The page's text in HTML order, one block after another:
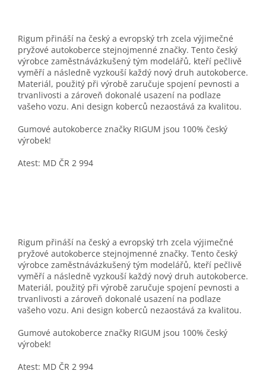
Rigum přináší na český a evropský trh zcela výjimečné
pryžové autokoberce stejnojmenné značky. Tento český
výrobce zaměstnávázkušený tým modelářů, kteří pečlivě
vyměří a následně vyzkouší každý nový druh autokoberce.
Materiál, použitý při výrobě zaručuje spojení pevnosti a
trvanlivosti a zároveň dokonalé usazení na podlaze
vašeho vozu. Ani design koberců nezaostává za kvalitou.
Gumové autokoberce značky RIGUM jsou 100% český
výrobek!
Atest: MD ČR 2 994
Rigum přináší na český a evropský trh zcela výjimečné
pryžové autokoberce stejnojmenné značky. Tento český
výrobce zaměstnávázkušený tým modelářů, kteří pečlivě
vyměří a následně vyzkouší každý nový druh autokoberce.
Materiál, použitý při výrobě zaručuje spojení pevnosti a
trvanlivosti a zároveň dokonalé usazení na podlaze
vašeho vozu. Ani design koberců nezaostává za kvalitou.
Gumové autokoberce značky RIGUM jsou 100% český
výrobek!
Atest: MD ČR 2 994